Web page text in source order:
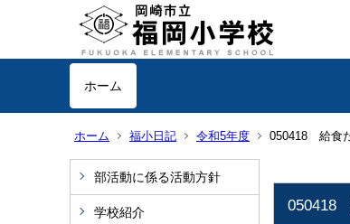
ホーム
ホーム 福小日記 令和5年度 050418 給食
部活動に係る活動方針
学校紹介 050418